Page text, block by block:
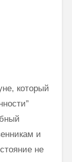
который
и
не